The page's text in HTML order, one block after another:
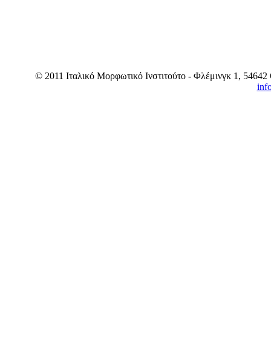
© 2011 Ιταλικό Μορφωτικό Ινστιτούτο - Φλέμινγκ 1,